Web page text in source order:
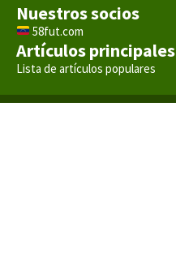
Nuestros socios
58fut.com
Artículos principales
Lista de artículos populares